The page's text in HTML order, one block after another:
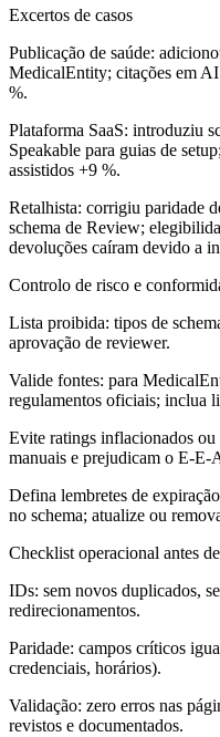
Excertos de casos
Publicação de saúde:
MedicalEntity; citações em
%.
Plataforma SaaS: introduziu
Speakable para guias de
assistidos +9 %.
Retalhista: corrigiu paridade
schema de Review;
devoluções caíram devido a
Controlo de risco e
Lista proibida: tipos de
aprovação de reviewer.
Valide fontes: para
regulamentos oficiais; inclua
Evite ratings inflacionados ou
manuais e prejudicam o E-E-
Defina lembretes de
no schema; atualize ou
Checklist operacional antes
IDs: sem novos duplicados,
redirecionamentos.
Paridade: campos críticos
credenciais, horários).
Validação: zero erros nas
revistos e documentados.